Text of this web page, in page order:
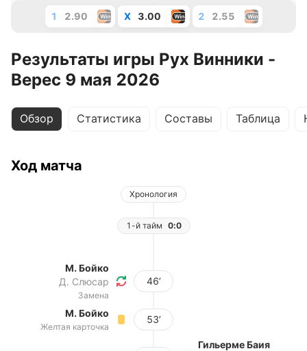
1 2.90 X 3.00 2 2.55
Результаты игры Рух Винники -
Верес 9 мая 2026
Обзор Статистика Составы Таблица
Ход матча
Хронология
1-й тайм 0:0
М. Бойко
Д. Слюсар
Замена
46’
М. Бойко
Желтая карточка
53’
Гильерме Баия